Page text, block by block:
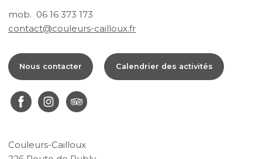
mob. 06 16 373 173
contact@couleurs-cailloux.fr
Nous contacter Calendrier des activités
Couleurs-Cailloux